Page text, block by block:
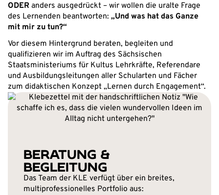
ODER anders ausgedrückt – wir wollen die uralte Frage
des Lernenden beantworten: „Und was hat das Ganze
mit mir zu tun?“
Vor diesem Hintergrund beraten, begleiten und
qualifizieren wir im Auftrag des Sächsischen
Staatsministeriums für Kultus Lehrkräfte, Referendare
und Ausbildungsleitungen aller Schularten und Fächer
zum didaktischen Konzept „Lernen durch Engagement“.
BERATUNG &
BEGLEITUNG
Das Team der KLE verfügt über ein breites,
multiprofessionelles Portfolio aus: